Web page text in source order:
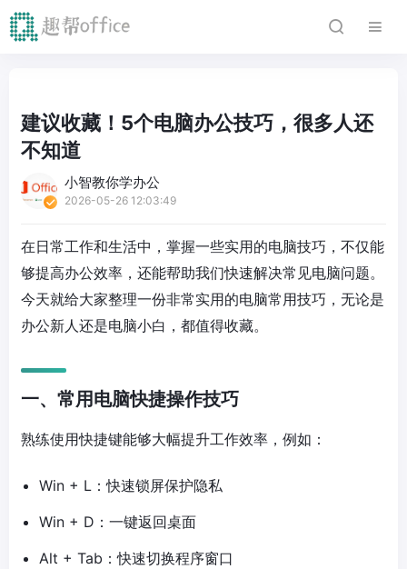
建议收藏！5个电脑办公技巧，很多人还
不知道
小智教你学办公
2026-05-26 12:03:49
在日常工作和生活中，掌握一些实用的电脑技巧，不仅能
够提高办公效率，还能帮助我们快速解决常见电脑问题。
今天就给大家整理一份非常实用的电脑常用技巧，无论是
办公新人还是电脑小白，都值得收藏。
一、常用电脑快捷操作技巧
熟练使用快捷键能够大幅提升工作效率，例如：
Win + L：快速锁屏保护隐私
Win + D：一键返回桌面
Alt + Tab：快速切换程序窗口